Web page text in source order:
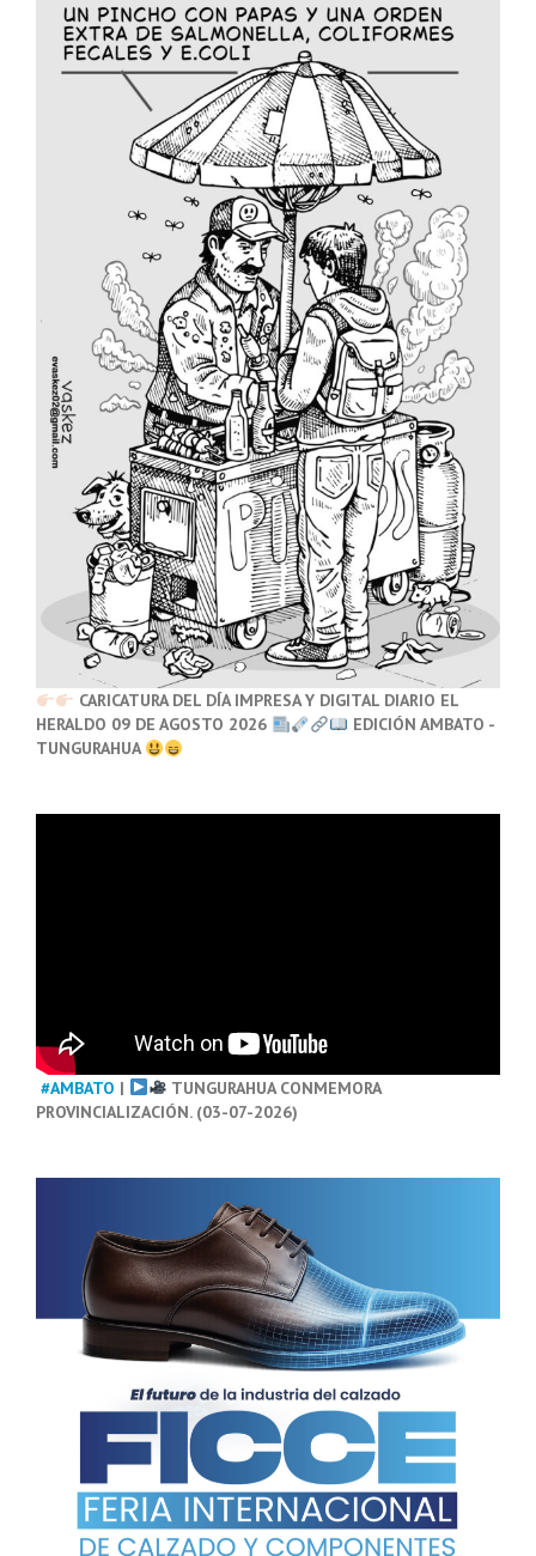
CARICATURA DEL DÍA IMPRESA Y DIGITAL DIARIO EL
HERALDO 09 DE AGOSTO 2026
EDICIÓN AMBATO -
TUNGURAHUA
#AMBATO |
TUNGURAHUA CONMEMORA
PROVINCIALIZACIÓN. (03-07-2026)